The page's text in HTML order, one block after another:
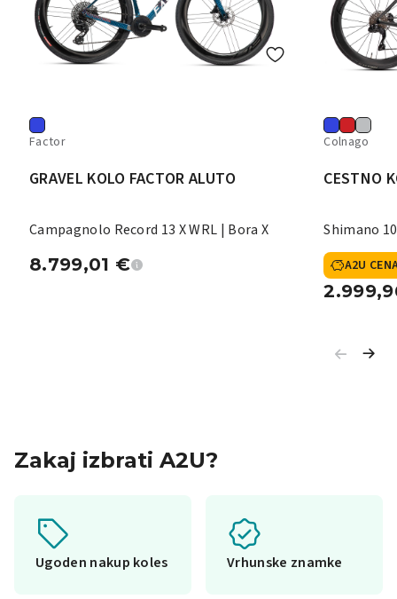
Factor
GRAVEL KOLO FACTOR ALUTO
Campagnolo Record 13 X WRL | Bora X
8.799,01 €
Colnago
CESTNO
Shimano
A2U
Zakaj izbrati A2U?
Ugoden nakup koles Vrhunske znamke